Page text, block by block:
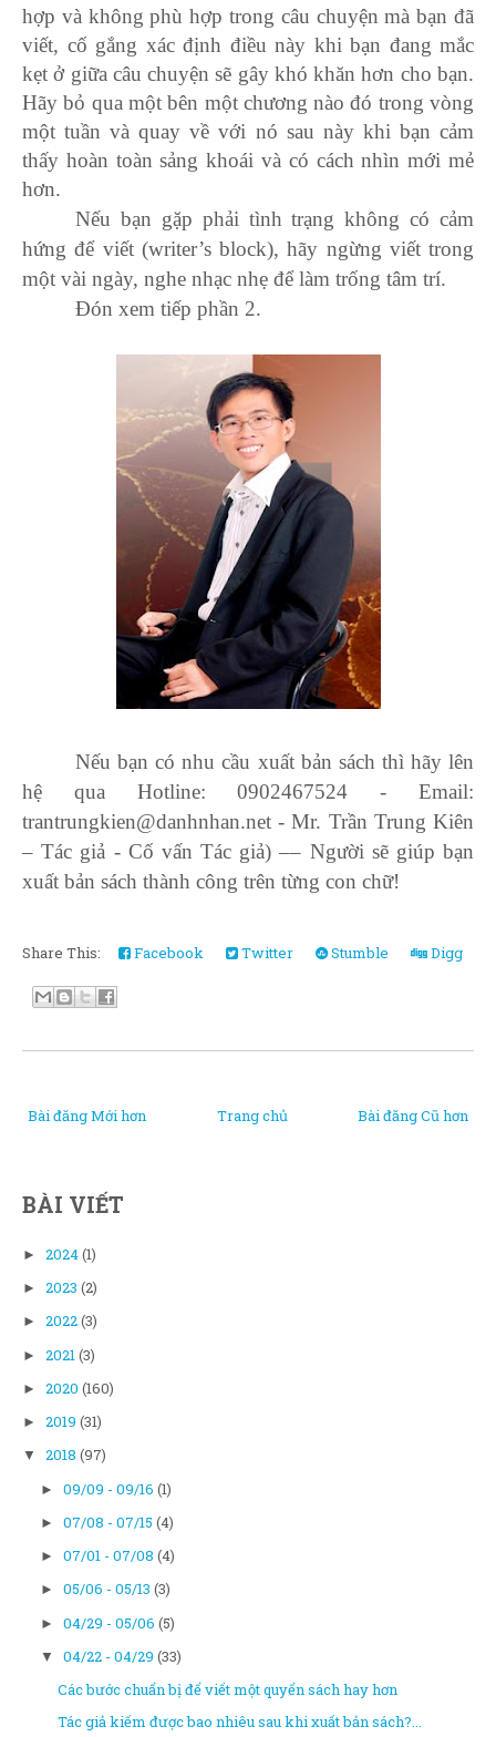
hợp và không phù hợp trong câu chuyện mà bạn đã
viết, cố gắng xác định điều này khi bạn đang mắc
kẹt ở giữa câu chuyện sẽ gây khó khăn hơn cho bạn.
Hãy bỏ qua một bên một chương nào đó trong vòng
một tuần và quay về với nó sau này khi bạn cảm
thấy hoàn toàn sảng khoái và có cách nhìn mới mẻ
hơn.
Nếu bạn gặp phải tình trạng không có cảm
hứng để viết (writer’s block), hãy ngừng viết trong
một vài ngày, nghe nhạc nhẹ để làm trống tâm trí.
Đón xem tiếp phần 2.
Nếu bạn có nhu cầu xuất bản sách thì hãy lên
hệ qua Hotline: 0902467524 - Email:
trantrungkien@danhnhan.net - Mr. Trần Trung Kiên
– Tác giả - Cố vấn Tác giả) –– Người sẽ giúp bạn
xuất bản sách thành công trên từng con chữ!
Share This: Facebook Twitter Stumble Digg
Bài đăng Mới hơn Bài đăng Cũ hơn
Trang chủ
BÀI VIẾT
► 2024(1)
► 2023 (2)
► 2022(3)
► 2021 (3)
► 2020 (160)
► 2019 (31)
▼ 2018 (97)
► 09/09 - 09/16 (1)
► 07/08 - 07/15 (4)
► 07/01 - 07/08 (4)
► 05/06 - 05/13 (3)
► 04/29 - 05/06 (5)
▼ 04/22 - 04/29 (33)
Các bước chuẩn bị để viết một quyển sách hay hơn
Tác giả kiếm được bao nhiêu sau khi xuất bản sách?...